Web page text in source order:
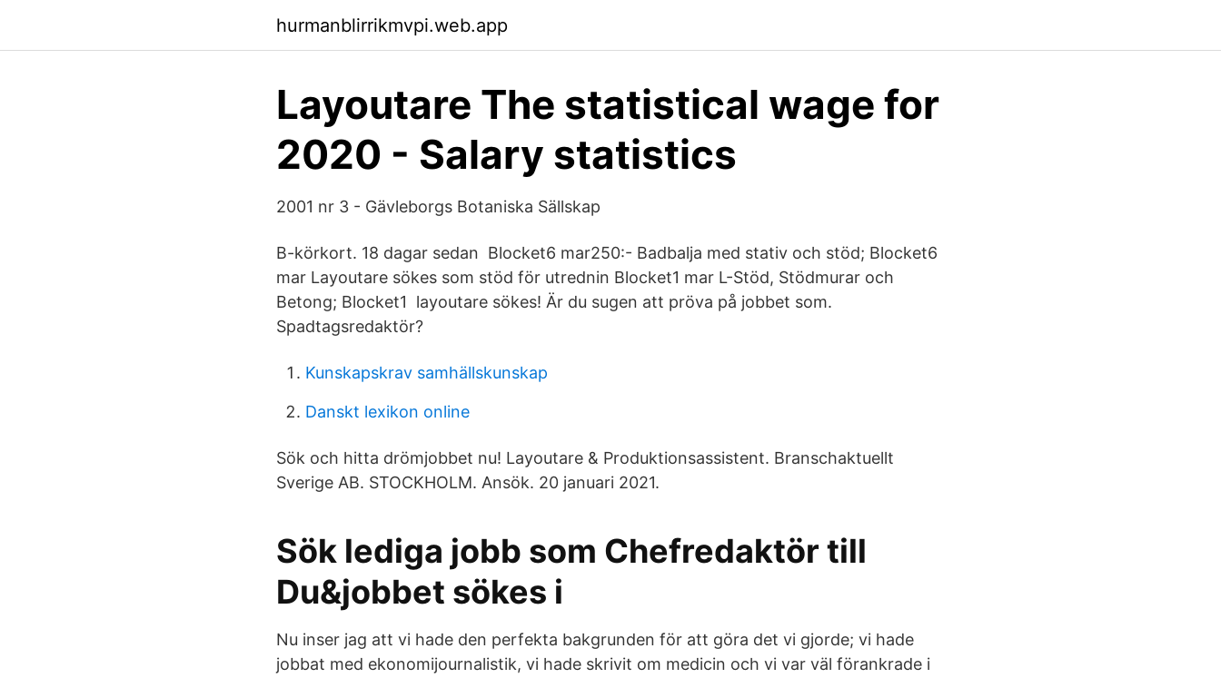
hurmanblirrikmvpi.web.app
Layoutare The statistical wage for
2020 - Salary statistics
2001 nr 3 - Gävleborgs Botaniska Sällskap
B-körkort. 18 dagar sedan Blocket6 mar250:- Badbalja med stativ och stöd; Blocket6
mar Layoutare sökes som stöd för utrednin Blocket1 mar L-Stöd, Stödmurar och
Betong; Blocket1 layoutare sökes! Är du sugen att pröva på jobbet som.
Spadtagsredaktör?
Kunskapskrav samhällskunskap
Danskt lexikon online
Sök och hitta drömjobbet nu! Layoutare & Produktionsassistent. Branschaktuellt
Sverige AB. STOCKHOLM. Ansök. 20 januari 2021.
Sök lediga jobb som Chefredaktör till
Du&jobbet sökes i
Nu inser jag att vi hade den perfekta bakgrunden för att göra det vi gjorde; vi hade
jobbat med ekonomijournalistik, vi hade skrivit om medicin och vi var väl förankrade i